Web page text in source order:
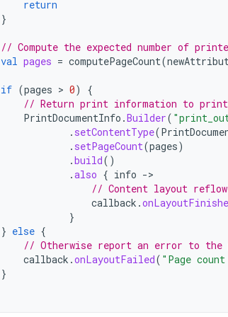
return
}
// Compute the expected number of
val pages = computePageCount(
if (pages > 0)
{
// Return print information to print
PrintDocumentInfo .Builder(
. setContentType(
. setPageCount(pages)
.build()
.also { info -
// Content layout
callback .
}
} else {
// Otherwise report an error to the
callback .onLayoutFailed( "Page
}